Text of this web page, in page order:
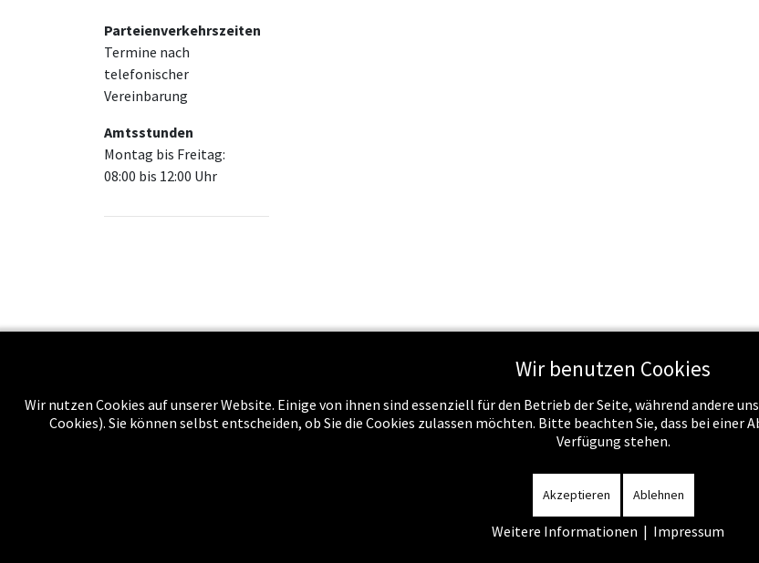
Parteienverkehrszeiten
Termine nach
telefonischer
Vereinbarung
Amtsstunden
Montag bis Freitag:
08:00 bis 12:00 Uhr
Über uns Schule & Recht Schule & Unterricht Service
Wir benutzen Cookies
Wir nutzen Cookies auf unserer Website. Einige von ihnen sind essenziell für den Betrieb der Seite, während andere
Cookies). Sie können selbst entscheiden, ob Sie die Cookies zulassen möchten. Bitte beachten Sie, dass bei
Verfügung stehen.
Akzeptieren Ablehnen
Weitere Informationen | Impressum